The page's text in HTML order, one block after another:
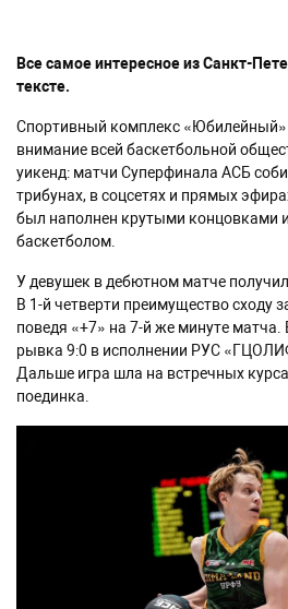
Все самое интересное из Санкт-
тексте.
Спортивный комплекс «Юбилейный»
внимание всей баскетбольной
уикенд: матчи Суперфинала АСБ
трибунах, в соцсетях и прямых
был наполнен крутыми концовками
баскетболом.
У девушек в дебютном матче
В 1-й четверти преимущество сходу
поведя «+7» на 7-й же минуте матча.
рывка 9:0 в исполнении РУС
Дальше игра шла на встречных
поединка.